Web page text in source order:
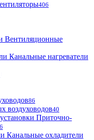
406
Вентиляционные
Канальные нагреватели
86
воздуховодов40
Приточно-
Канальные охладители